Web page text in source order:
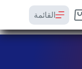
القائمة